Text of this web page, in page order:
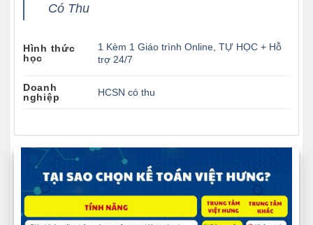
Có Thu
Hình thức
học
1 Kèm 1 Giáo trình Online TỰ HỌC + Hỗ
trợ 24/7
Doanh
nghiệp
HCSN có thu